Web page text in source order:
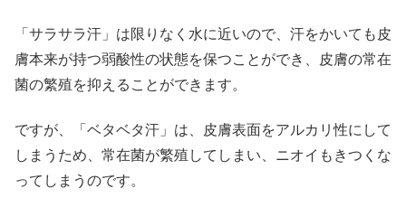
「サラサラ汗」は限りなく水に近いので、汗をかいても皮
膚本来が持つ弱酸性の状態を保つことができ、皮膚の常在
菌の繁殖を抑えることができます。
ですが、「ベタベタ汗」は、皮膚表面をアルカリ性にして
しまうため、常在菌が繁殖してしまい、ニオイもきつくな
ってしまうのです。